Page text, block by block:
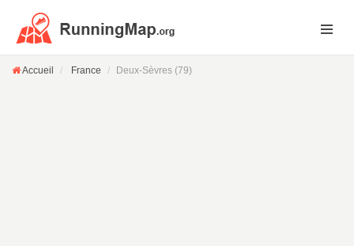
Accueil France Deux-Sèvres (79)